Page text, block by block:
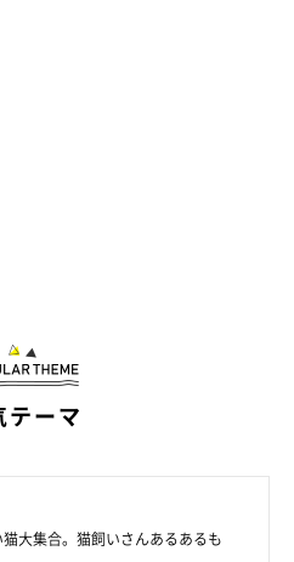
テーマ
大集合。猫飼いさんあるあるも